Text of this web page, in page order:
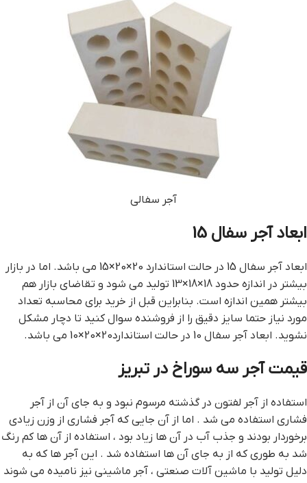
آجر سفالی
ابعاد آجر سفال 15
ابعاد آجر سفال 15 در حالت استاندارد 20×20×15 می باشد. اما در بازار
بیشتر در اندازه حدود 18×18×13 تولید می شود و تقاضای بازار هم
بیشتر همین اندازه است. بنابراین قبل از خرید برای محاسبه تعداد
مورد نیاز حتما سایز دقیق را از فروشنده سوال کنید تا دچار مشکل
نشوید. ابعاد آجر سفال 10 در حالت استاندارد20×20×10 می باشد.
قيمت آجر سه سوراخ در تبريز
استفاده از آجر لفتون در گذشته مرسوم نبود و به جای آن از آجر
فشاری استفاده می شد . اما از آن جایی که آجر فشاری از وزن زیادی
برخوردار بودند و جذب آب در آن ها زیاد بود ، استفاده از آن ها کم رنگ
شد به طوری که از به جای آن ها استفاده شد . این آجر ها که به
دلیل تولید با ماشین آلات صنعتی ، آجر ماشینی نیز نامیده می شوند